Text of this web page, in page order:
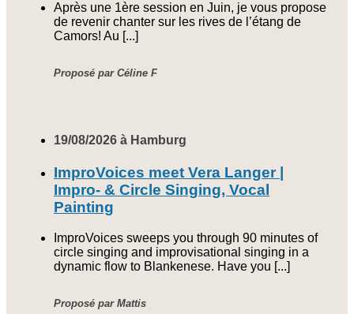
Après une 1ère session en Juin, je vous propose
de revenir chanter sur les rives de l’étang de
Camors! Au [...]
Proposé par Céline F
19/08/2026 à Hamburg
ImproVoices meet Vera Langer |
Impro- & Circle Singing, Vocal
Painting
ImproVoices sweeps you through 90 minutes of
circle singing and improvisational singing in a
dynamic flow to Blankenese. Have you [...]
Proposé par Mattis